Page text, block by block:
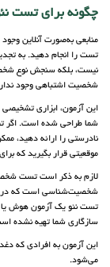
چگونه برای تست
منابعی به‌صورت آنلاین
تست را انجام دهید. به
نیست، بلکه سنجش نوع
شخصیت اشتباهی وجود
این آزمون، ابزاری
شما طراحی شده است. اگر
نادرستی را ارائه دهید،
موقعیتی قرار بگیرید که
شخصیت‌شناسی است که در
تست نئو یک آزمون هوش یا
سازگاری شما تهیه نشده
این آزمون به افرادی که
می‌شود.